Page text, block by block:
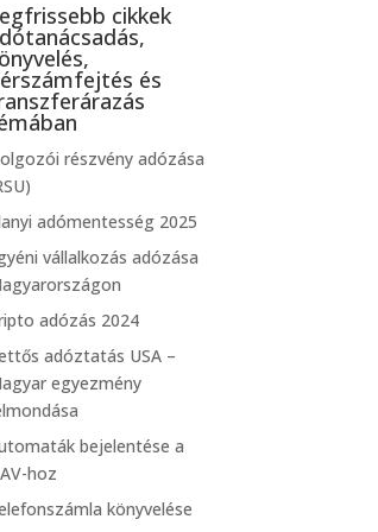
cikkek
és
részvény adózása
adómentesség 2025
vállalkozás adózása
adózás 2024
adóztatás USA –
egyezmény
bejelentése a
hoz
könyvelése